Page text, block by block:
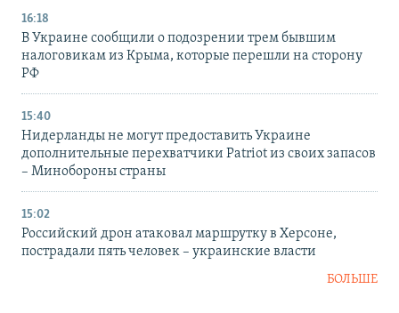
16:18
В Украине сообщили о подозрении трем бывшим
налоговикам из Крыма, которые перешли на сторону
РФ
15:40
Нидерланды не могут предоставить Украине
дополнительные перехватчики Patriot из своих запасов
– Минобороны страны
15:02
Российский дрон атаковал маршрутку в Херсоне,
пострадали пять человек – украинские власти
БОЛЬШЕ